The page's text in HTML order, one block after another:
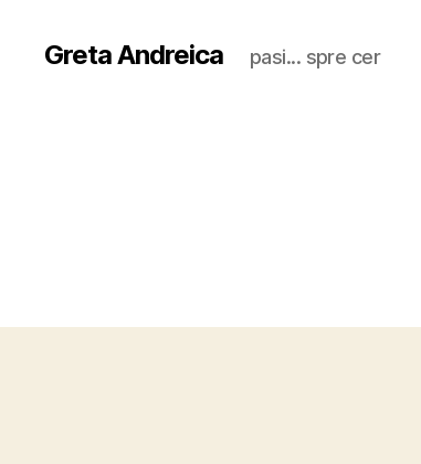
Greta Andreica pasi... spre cer